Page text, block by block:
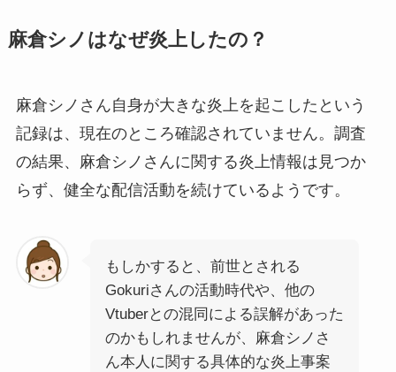
麻倉シノはなぜ炎上したの？
麻倉シノさん自身が大きな炎上を起こしたという
記録は、現在のところ確認されていません。調査
の結果、麻倉シノさんに関する炎上情報は見つか
らず、健全な配信活動を続けているようです。
もしかすると、前世とされる
Gokuriさんの活動時代や、他の
Vtuberとの混同による誤解があった
のかもしれませんが、麻倉シノさ
ん本人に関する具体的な炎上事案